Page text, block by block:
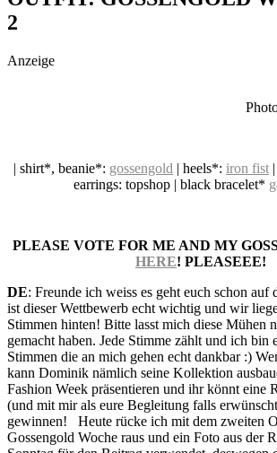
social topics
2
Anzeige
| shirt*, beanie*: gossengold | heels*: iron fist
earrings: topshop | black bracelet*
PLEASE VOTE FOR ME AND MY
HERE! PLEASEEE!
DE: Freunde ich weiss es geht euch schon auf
ist dieser Wettbewerb echt wichtig und wir
Stimmen hinten! Bitte lasst mich diese Mühen
gemacht haben. Jede Stimme zählt und ich bin
Stimmen die an mich gehen echt dankbar :)
kann Dominik nämlich seine Kollektion
Fashion Week präsentieren und ihr könnt eine
(und mit mir als eure Begleitung falls
gewinnen! Heute rücke ich mit dem zweiten
Gossengold Woche raus und ein Foto aus der